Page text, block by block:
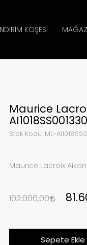
İNDIRIM KÖŞESI
Maurice
Stok Kodu: ML-
Maurice Lacroix Aikon
102.000,00
Sepete Ekle